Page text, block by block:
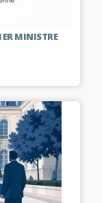
MINISTRE